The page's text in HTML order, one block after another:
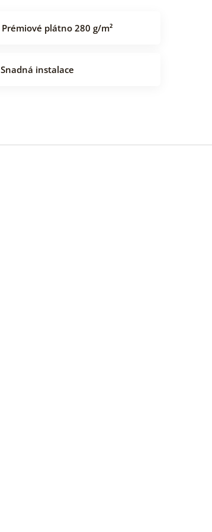
Prémiové plátno 280 g/m²
Snadná instalace